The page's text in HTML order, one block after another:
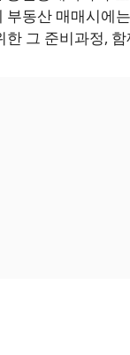
동산 매매시에
그 준비과정,